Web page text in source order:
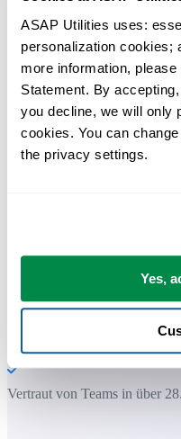
ASAP Utilities uses:
personalization cookies;
more information, please
Statement. By
you decline, we will only
cookies. You can
the privacy settings.
Yes,
Praktische Tools, die viele
Zeit sparen in
ASAP Utilities hilft Ihnen,
Die meisten Nutzer
ASAP Utilities schließlich
Vertraut von Teams in über